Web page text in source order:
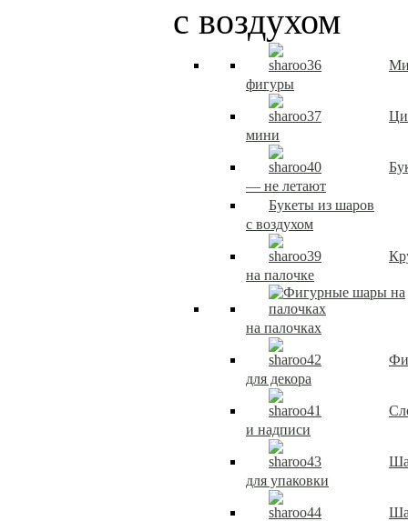
с воздухом
фигуры
мини
— не летают
Букеты из шаров
с воздухом
на палочке
на палочках
для декора
и надписи
для упаковки